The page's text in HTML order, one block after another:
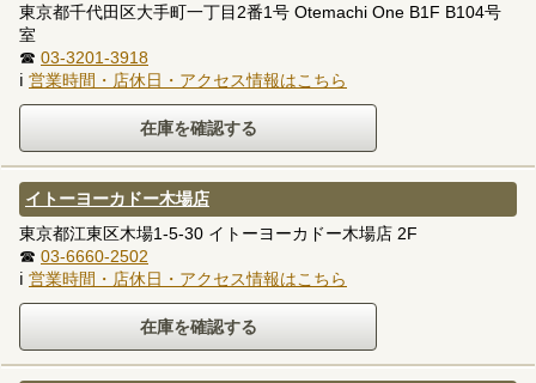
東京都千代田区大手町一丁目2番1号 Otemachi One B1F B104号
室
☎ 03-3201-3918
ℹ 営業時間・店休日・アクセス情報はこちら
イトーヨーカドー木場店
東京都江東区木場1-5-30 イトーヨーカドー木場店 2F
☎ 03-6660-2502
ℹ 営業時間・店休日・アクセス情報はこちら